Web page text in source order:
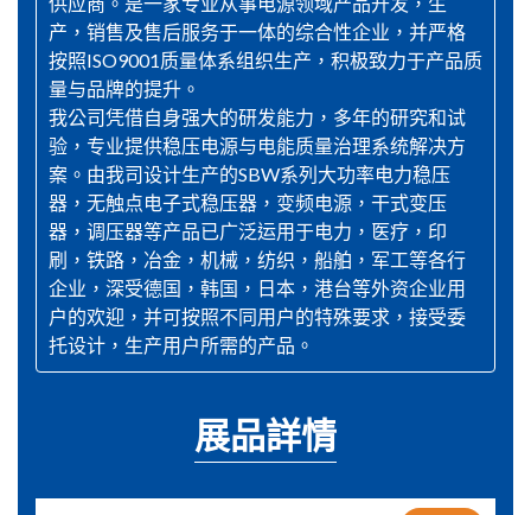
产，销售及售后服务于一体的综合性企业，并严格
按照ISO9001质量体系组织生产，积极致力于产品质
量与品牌的提升。
我公司凭借自身强大的研发能力，多年的研究和试
验，专业提供稳压电源与电能质量治理系统解决方
案。由我司设计生产的SBW系列大功率电力稳压
器，无触点电子式稳压器，变频电源，干式变压
器，调压器等产品已广泛运用于电力，医疗，印
刷，铁路，冶金，机械，纺织，船舶，军工等各行
企业，深受德国，韩国，日本，港台等外资企业用
户的欢迎，并可按照不同用户的特殊要求，接受委
托设计，生产用户所需的产品。
展品詳情